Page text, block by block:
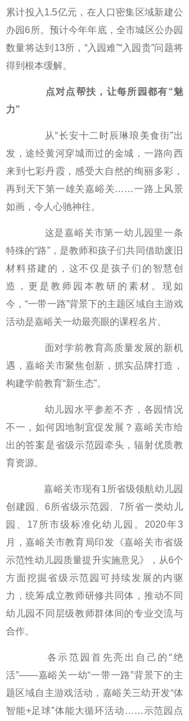
累计投入1.5亿元，在人口密集区域新建公
办园6所。预计今年年底，全市城区公办园
数量将达到13所，“入园难”“入园贵”问题将
得到根本缓解。
点对点帮扶，让每所园都有“魅
力”
从“长安十二时辰琳琅美食街”出
发，途经黄河穿城而过的金城，一路向西
来到七彩丹霞，感受大自然的绚丽多彩，
再到天下第一雄关嘉峪关……一路上风景
如画，令人心驰神往。
这是嘉峪关市第一幼儿园里一条
特殊的“路”，是教师和孩子们共同借助废旧
材料搭建的，这不仅是孩子们的智慧创
造，更是教师园本教研的素材。现如
今，“一带一路”背景下的主题区域自主游戏
活动是嘉峪关一幼最亮眼的课程名片。
面对学前教育高质量发展的新机
遇，嘉峪关市聚焦创新，抓实品牌打造，
构建学前教育“新生态”。
幼儿园水平参差不齐，各园情况
不一，如何因地制宜促发展？嘉峪关市给
出的答案是省级示范园牵头，辐射优质教
育资源。
嘉峪关市现有1所省级领航幼儿园
创建园、6所省级示范园、7所省一类幼儿
园、17所市级标准化幼儿园。2020年3
月，嘉峪关市教育局印发《嘉峪关市省级
示范性幼儿园质量提升实施意见》，从6个
方面挖掘省级示范园可持续发展的内驱
力，统筹成立教师研修共同体，推动不同
幼儿园不同层级教师群体间的专业交流与
合作。
各示范园首先亮出自己的“绝
活”——嘉峪关一幼“一带一路”背景下的主
题区域自主游戏活动，嘉峪关三幼开发“体
智能+足球”体能大循环活动……示范园点